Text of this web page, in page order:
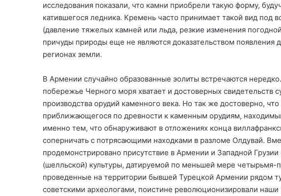
исследования показали, что камни приобрели такую форму,
катившегося ледника. Кремень часто принимает такой вид под
(давление тяжелых камней или льда, резкие изменения
причуды природы еще не являются доказательством появления
регионах земли.
В Армении случайно образованные эолиты встречаются
побережье Черного моря хватает и достоверных свидетельств
производства орудий каменного века. Но так же достоверно,
приближающегося по древности к каменным орудиям,
именно тем, что обнаруживают в отложениях конца
соперничать с потрясающими находками в разломе Олдувай.
продемонстрировано присутствие в Армении и Западной
(шелльской) культуры, датируемой по меньшей мере четырьмя-
проведенные на территории бывшей Турецкой Армении рядом
советскими археологами, поистине революционизировали